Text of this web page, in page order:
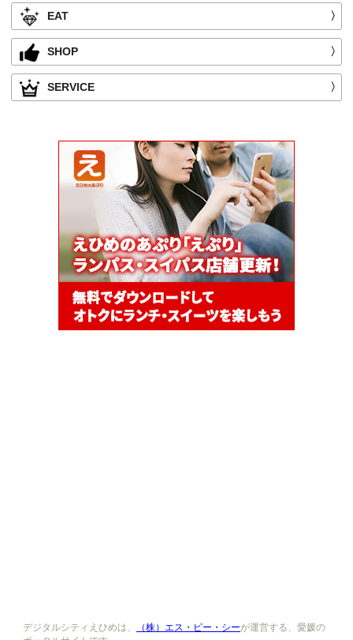
EAT 〉
SHOP 〉
SERVICE 〉
デジタルシティえひめは、 （株）エス・ピー・シーが運営する、愛媛の